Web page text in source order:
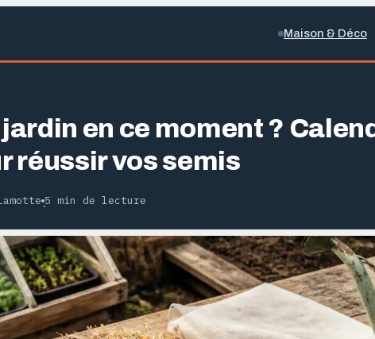
Maison & Déco
en ce moment ?
réussir vos semis
·5 min de lecture